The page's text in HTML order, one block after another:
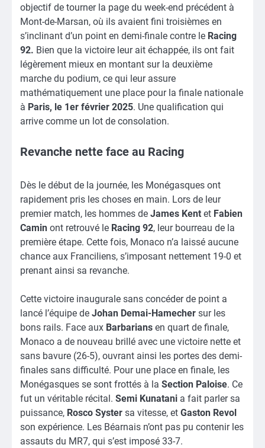
objectif de tourner la page du week-end précédent à
Mont-de-Marsan, où ils avaient fini troisièmes en
s’inclinant d’un point en demi-finale contre le Racing
92. Bien que la victoire leur ait échappée, ils ont fait
légèrement mieux en montant sur la deuxième
marche du podium, ce qui leur assure
mathématiquement une place pour la finale nationale
à Paris, le 1er février 2025. Une qualification qui
arrive comme un lot de consolation.
Revanche nette face au Racing
Dès le début de la journée, les Monégasques ont
rapidement pris les choses en main. Lors de leur
premier match, les hommes de James Kent et Fabien
Camin ont retrouvé le Racing 92, leur bourreau de la
première étape. Cette fois, Monaco n’a laissé aucune
chance aux Franciliens, s’imposant nettement 19-0 et
prenant ainsi sa revanche.
Cette victoire inaugurale sans concéder de point a
lancé l’équipe de Johan Demai-Hamecher sur les
bons rails. Face aux Barbarians en quart de finale,
Monaco a de nouveau brillé avec une victoire nette et
sans bavure (26-5), ouvrant ainsi les portes des demi-
finales sans difficulté. Pour une place en finale, les
Monégasques se sont frottés à la Section Paloise. Ce
fut un véritable récital. Semi Kunatani a fait parler sa
puissance, Rosco Syster sa vitesse, et Gaston Revol
son expérience. Les Béarnais n’ont pas pu contenir les
assauts du MR7, qui s’est imposé 33-7.